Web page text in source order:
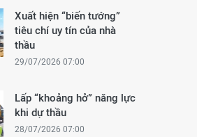
Xuất hiện “biến tướng”
tiêu chí uy tín của nhà
thầu
29/07/2026 07:00
Lấp “khoảng hở” năng lực
khi dự thầu
28/07/2026 07:00